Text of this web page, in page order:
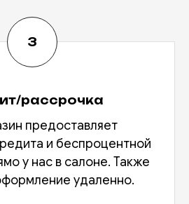
рассрочка
предоставляет
и беспроцентной
у нас в салоне. Также
удаленно.